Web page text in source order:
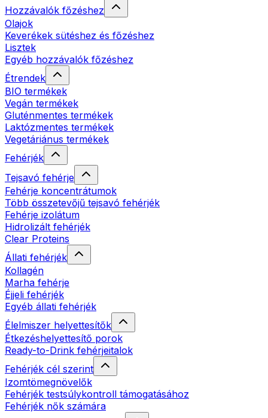
Hozzávalók főzéshez
Olajok
Keverékek sütéshez és főzéshez
Lisztek
Egyéb hozzávalók főzéshez
Étrendek
BIO termékek
Vegán termékek
Gluténmentes termékek
Laktózmentes termékek
Vegetáriánus termékek
Fehérjék
Tejsavó fehérje
Fehérje koncentrátumok
Több összetevőjű tejsavó fehérjék
Fehérje izolátum
Hidrolizált fehérjék
Clear Proteins
Állati fehérjék
Kollagén
Marha fehérje
Éjjeli fehérjék
Egyéb állati fehérjék
Élelmiszer helyettesítők
Étkezéshelyettesítő porok
Ready-to-Drink fehérjeitalok
Fehérjék cél szerint
Izomtömegnövelők
Fehérjék testsúlykontroll támogatásához
Fehérjék nők számára